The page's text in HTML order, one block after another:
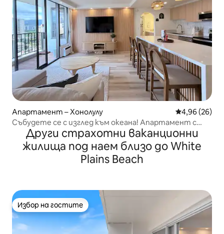
Апартамент – Хонолулу Средна
4,96 (26)
Събудете се с изглед към океана! Апартамент с
2 легла queen size и безплатен паркинг
Други страхотни ваканционни
жилища под наем близо до White
Plains Beach
Избор на гостите
Избор на гостите